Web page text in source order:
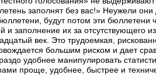
заполнят без вас!» Неужели
будут потом эти бюллетени
заполнение их за отсутствующего
век. Это трудоемкая,
большим риском и дает
удобнее манипулировать
проще, удобнее, быстрее и